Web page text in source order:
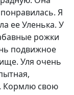
понравилась. Я
ее Уленька. У
рожки
подвижное
Уля очень
Кормлю свою